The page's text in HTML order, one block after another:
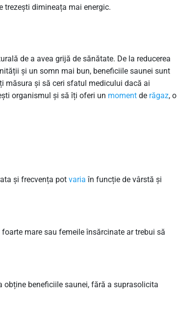
trezești dimineața mai energic.
de a avea grijă de sănătate. De la reducerea
și un somn mai bun, beneficiile saunei sunt
măsura și să ceri sfatul medicului dacă ai
organismul și să îți oferi un moment de răgaz, o
și frecvența pot varia în funcție de vârstă și
foarte mare sau femeile însărcinate ar trebui să
obține beneficiile saunei, fără a suprasolicita